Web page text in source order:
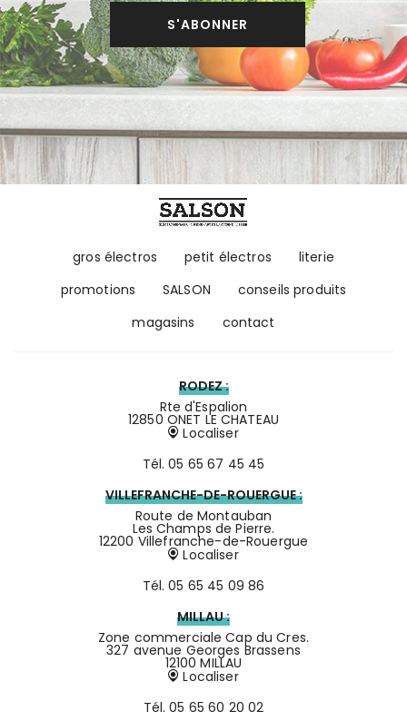
S'ABONNER
gros électros petit électros
literie
promotions
SALSON
conseils produits
magasins
contact
RODEZ :
Rte d'Espalion
12850 ONET LE CHATEAU
Localiser
Tél.05 65 67 45 45
VILLEFRANCHE-DE-ROUERGUE :
Route de Montauban
Les Champs de Pierre.
12200 Villefranche-de-Rouergue
Localiser
Tél.05 65 45 09 86
MILLAU :
Zone commerciale Cap du Cres.
327 avenue Georges Brassens
12100 MILLAU
Localiser
Tél.05 65 60 20 02